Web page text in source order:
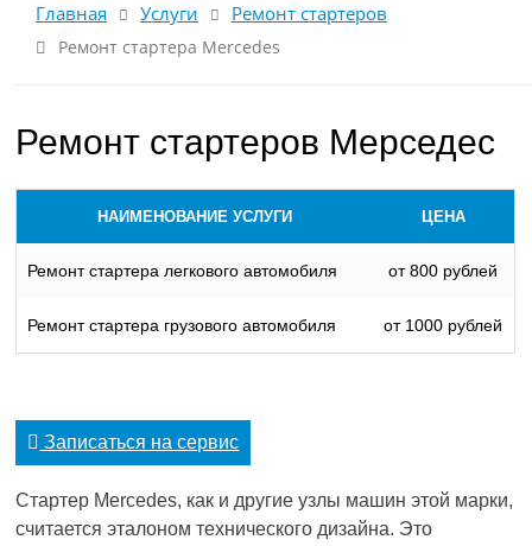
Главная Услуги Ремонт стартеров
Ремонт стартера Mercedes
Ремонт стартеров Мерседес
НАИМЕНОВАНИЕ УСЛУГИ ЦЕНА
Ремонт стартера легкового автомобиля от 800 рублей
Ремонт стартера грузового автомобиля от 1000 рублей
Записаться на сервис
Стартер Mercedes, как и другие узлы машин этой марки,
считается эталоном технического дизайна. Это